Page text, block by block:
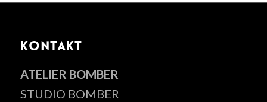
KONTAKT
ATELIER BOMBER
STUDIO BOMBER